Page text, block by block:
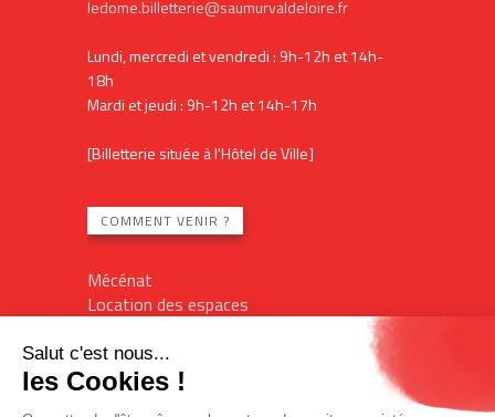
ledome.billetterie@saumurvaldeloire.fr
Lundi, mercredi et vendredi : 9h-12h et 14h-
18h
Mardi et jeudi : 9h-12h et 14h-17h
[Billetterie située à l'Hôtel de Ville]
COMMENT VENIR ?
Mécénat
Location des espaces
Plan du site
Mentions légales